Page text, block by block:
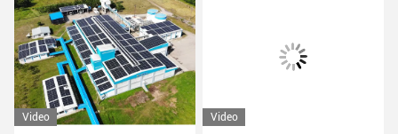
Video Video